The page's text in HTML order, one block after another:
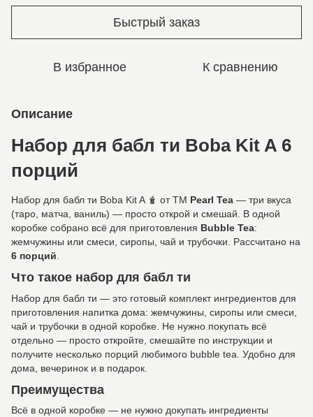
Быстрый заказ
В избранное К сравнению
Описание
Набор для бабл ти Boba Kit A 6
порций
Набор для бабл ти Boba Kit A 🧋 от ТМ Pearl Tea — три вкуса
(таро, матча, ваниль) — просто открой и смешай. В одной
коробке собрано всё для приготовления Bubble Tea:
жемчужины или смеси, сиропы, чай и трубочки. Рассчитано на
6 порций
Что такое набор для бабл ти
Набор для бабл ти — это готовый комплект ингредиентов для
приготовления напитка дома: жемчужины, сиропы или смеси,
чай и трубочки в одной коробке. Не нужно покупать всё
отдельно — просто откройте, смешайте по инструкции и
получите несколько порций любимого bubble tea. Удобно для
дома, вечеринок и в подарок.
Преимущества
Всё в одной коробке — не нужно докупать ингредиенты